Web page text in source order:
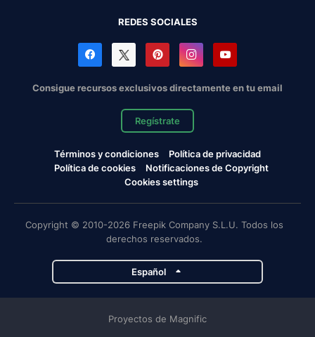
REDES SOCIALES
Consigue recursos exclusivos directamente en tu email
Regístrate
Términos y condiciones
Política de privacidad
Política de cookies
Notificaciones de Copyright
Cookies settings
Copyright © 2010-2026 Freepik Company S.L.U. Todos los
derechos reservados.
Español
Proyectos de Magnific